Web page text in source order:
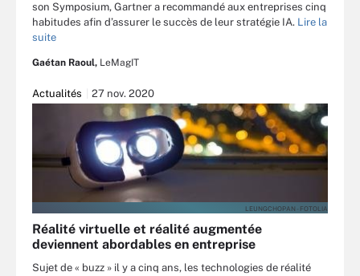
son Symposium, Gartner a recommandé aux entreprises cinq
habitudes afin d’assurer le succès de leur stratégie IA. Lire la
suite
Gaétan Raoul, LeMagIT
Actualités 27 nov. 2020
LEUNGCHOPAN - FOTOLIA
Réalité virtuelle et réalité augmentée
deviennent abordables en entreprise
Sujet de « buzz » il y a cinq ans, les technologies de réalité